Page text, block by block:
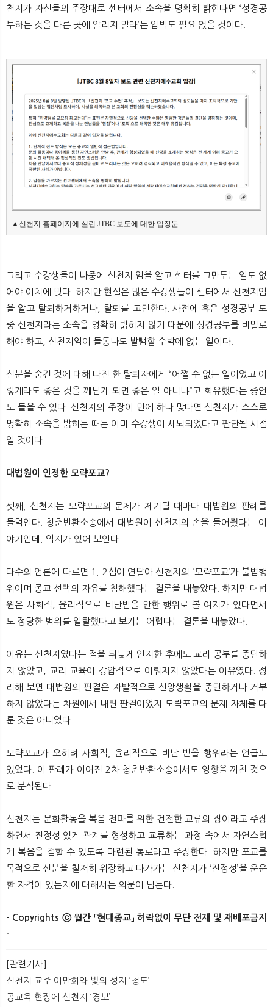
천지가 자신들의 주장대로 센터에서 소속을 명확히 밝힌다면 ‘성경공
부하는 것을 다른 곳에 알리지 말라’는 압박도 필요 없을 것이다.
▲신천지 홈페이지에 실린 JTBC 보도에 대한 입장문
그리고 수강생들이 나중에 신천지 임을 알고 센터를 그만두는 일도 없
어야 이치에 맞다. 하지만 현실은 많은 수강생들이 센터에서 신천지임
을 알고 탈퇴하거하거나, 탈퇴를 고민한다. 사전에 혹은 성경공부 도
중 신천지라는 소속을 명확히 밝히지 않기 때문에 성경공부를 비밀로
해야 하고, 신천지임이 들통나도 발뺌할 수밖에 없는 일이다.
신분을 숨긴 것에 대해 따진 한 탈퇴자에게 “어쩔 수 없는 일이었고 이
렇게라도 좋은 것을 깨닫게 되면 좋은 일 아니냐”고 회유했다는 증언
도 들을 수 있다. 신천지의 주장이 만에 하나 맞다면 신천지가 스스로
명확히 소속을 밝히는 때는 이미 수강생이 세뇌되었다고 판단될 시점
일 것이다.
대법원이 인정한 모략포교?
셋째, 신천지는 모략포교의 문제가 제기될 때마다 대법원의 판례를
들먹인다. 청춘반환소송에서 대법원이 신천지의 손을 들어줬다는 이
야기인데, 억지가 있어 보인다.
다수의 언론에 따르면 1, 2심이 연달아 신천지의 ‘모략포교’가 불법행
위이며 종교 선택의 자유를 침해했다는 결론을 내놓았다. 하지만 대법
원은 사회적, 윤리적으로 비난받을 만한 행위로 볼 여지가 있다면서
도 정당한 범위를 일탈했다고 보기는 어렵다는 결론을 내놓았다.
이유는 신천지였다는 점을 뒤늦게 인지한 후에도 교리 공부를 중단하
지 않았고, 교리 교육이 강압적으로 이뤄지지 않았다는 이유였다. 정
리해 보면 대법원의 판결은 자발적으로 신앙생활을 중단하거나 거부
하지 않았다는 차원에서 내린 판결이었지 모략포교의 문제 자체를 다
룬 것은 아니었다.
모략포교가 오히려 사회적, 윤리적으로 비난 받을 행위라는 언급도
있었다. 이 판례가 이어진 2차 청춘반환소송에서도 영향을 끼친 것으
로 분석된다.
신천지는 문화활동을 복음 전파를 위한 건전한 교류의 장이라고 주장
하면서 진정성 있게 관계를 형성하고 교류하는 과정 속에서 자연스럽
게 복음을 접할 수 있도록 마련된 통로라고 주장한다. 하지만 포교를
목적으로 신분을 철저히 위장하고 다가가는 신천지가 ‘진정성’을 운운
할 자격이 있는지에 대해서는 의문이 남는다.
- Copyrights ⓒ 월간 「현대종교」 허락없이 무단 전재 및 재배포금지
- ​
[관련기사]
신천지 교주 이만희와 빛의 성지 ‘청도’
공교육 현장에 신천지 ‘경보’